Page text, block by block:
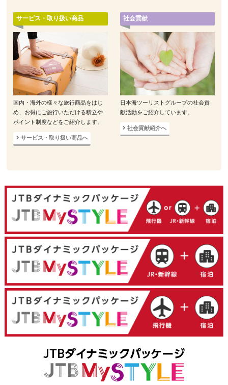
サービス・取り扱い商品
国内・海外の様々な旅行商品をはじ
め、お得にご旅行いただける積立や
ポイント制度などをご紹介します。
サービス・取り扱い商品へ
社会貢献
日本海ツーリストグループの社会貢
献活動をご紹介しています。
社会貢献紹介へ